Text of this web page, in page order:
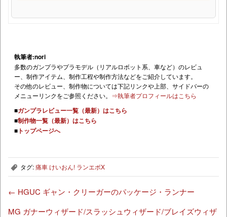
執筆者:nori
多数のガンプラやプラモデル（リアルロボット系、車など）のレビュ
ー、制作アイテム、制作工程や制作方法などをご紹介しています。
その他のレビュー、制作物については下記リンクや上部、サイドバーの
メニューリンクをご参照ください。 ⇒執筆者プロフィールはこちら
■ガンプラレビュー一覧（最新）はこちら
■制作物一覧（最新）はこちら
■ トップページへ
, タグ:痛車 けいおん! ランエボX
← HGUC ギャン・クリーガーのパッケージ・ランナー
MG ガナーウィザード/スラッシュウィザード/ブレイズウィザ